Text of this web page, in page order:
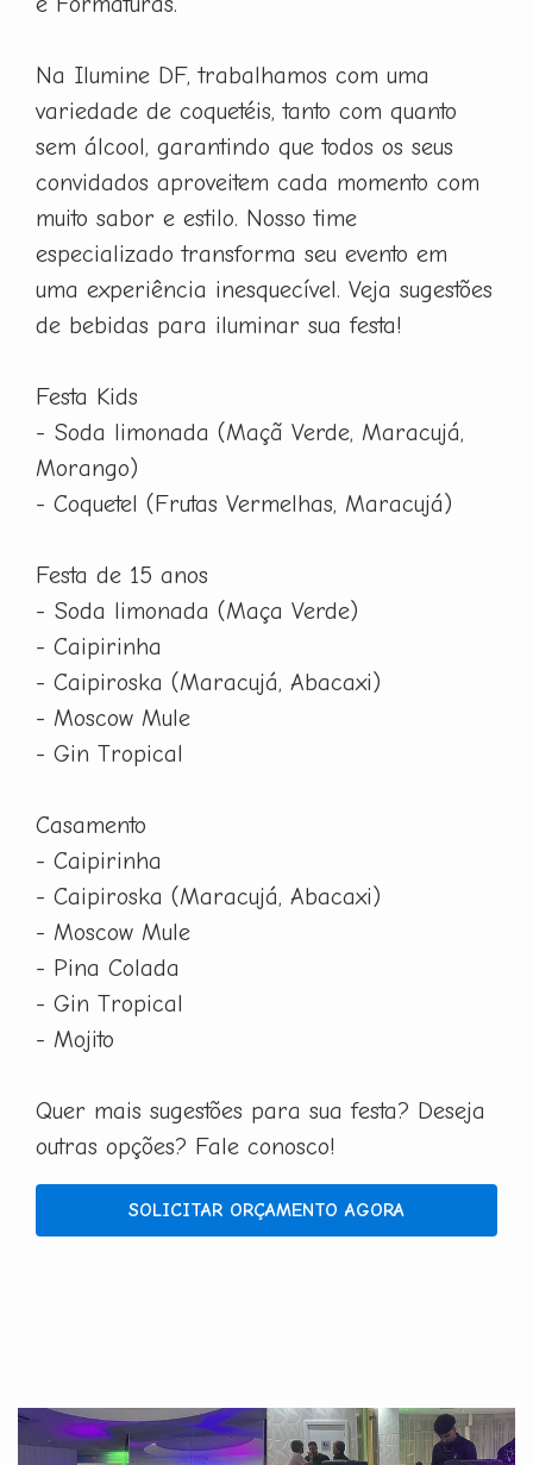
Na Ilumine DF, trabalhamos com uma
variedade de coquetéis, tanto com quanto
sem álcool, garantindo que todos os seus
convidados aproveitem cada momento com
muito sabor e estilo. Nosso time
especializado transforma seu evento em
uma experiência inesquecível. Veja sugestões
de bebidas para iluminar sua festa!
Festa Kids
- Soda limonada (Maçã Verde, Maracujá,
Morango)
- Coquetel (Frutas Vermelhas, Maracujá)
Festa de 15 anos
- Soda limonada (Maça Verde)
- Caipirinha
- Caipiroska (Maracujá, Abacaxi)
- Moscow Mule
- Gin Tropical
Casamento
- Caipirinha
- Caipiroska (Maracujá, Abacaxi)
- Moscow Mule
- Pina Colada
- Gin Tropical
- Mojito
Quer mais sugestões para sua festa? Deseja
outras opções? Fale conosco!
SOLICITAR ORÇAMENTO AGORA